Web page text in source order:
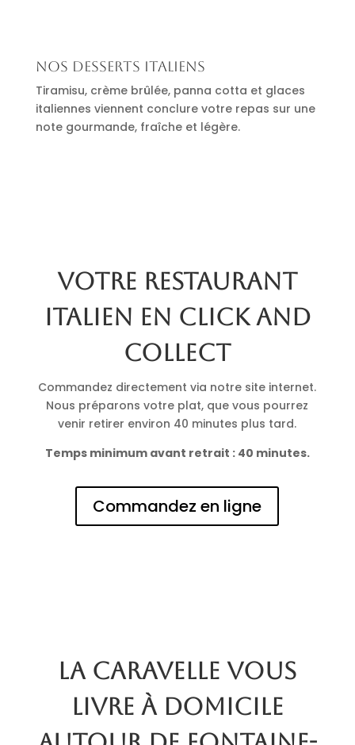
Nos desserts italiens
Tiramisu, crème brûlée, panna cotta et glaces
italiennes viennent conclure votre repas sur une
note gourmande, fraîche et légère.
Votre restaurant
italien en click and
collect
Commandez directement via notre site internet.
Nous préparons votre plat, que vous pourrez
venir retirer environ 40 minutes plus tard.
Temps minimum avant retrait : 40 minutes.
Commandez en ligne
La Caravelle vous
livre à domicile